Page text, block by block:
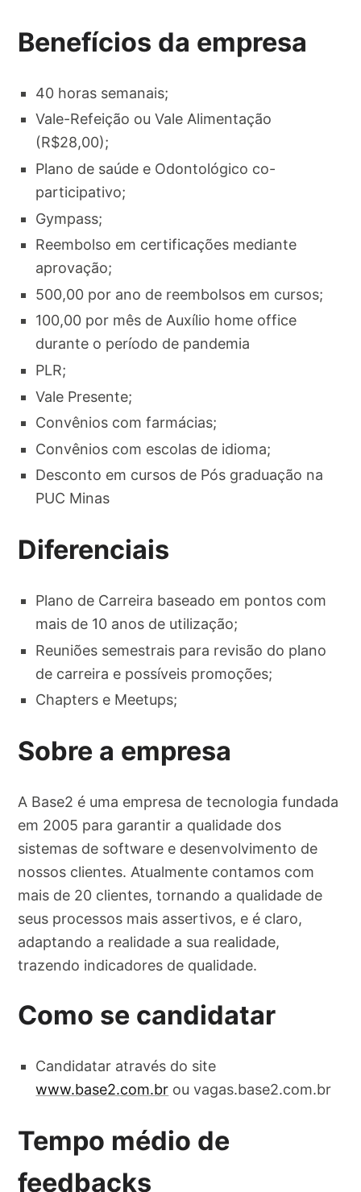
Benefícios da empresa
40 horas semanais;
Vale-Refeição ou Vale Alimentação
(R$28,00);
Plano de saúde e Odontológico co-
participativo;
Gympass;
Reembolso em certificações mediante
aprovação;
500,00 por ano de reembolsos em cursos;
100,00 por mês de Auxílio home office
durante o período de pandemia
PLR;
Vale Presente;
Convênios com farmácias;
Convênios com escolas de idioma;
Desconto em cursos de Pós graduação na
PUC Minas
Diferenciais
Plano de Carreira baseado em pontos com
mais de 10 anos de utilização;
Reuniões semestrais para revisão do plano
de carreira e possíveis promoções;
Chapters e Meetups;
Sobre a empresa
A Base2 é uma empresa de tecnologia fundada
em 2005 para garantir a qualidade dos
sistemas de software e desenvolvimento de
nossos clientes. Atualmente contamos com
mais de 20 clientes, tornando a qualidade de
seus processos mais assertivos, e é claro,
adaptando a realidade a sua realidade,
trazendo indicadores de qualidade.
Como se candidatar
Candidatar através do site
www.base2.com.br ou vagas.base2.com.br
Tempo médio de
feedbacks